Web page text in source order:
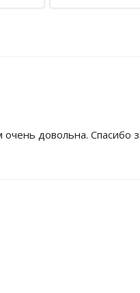
очень довольна. Спасибо